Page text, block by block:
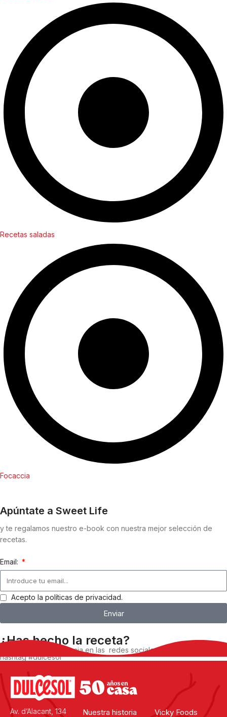
Recetas saladas
Focaccia
Apúntate a Sweet Life
y te regalamos nuestro e-book con nuestra mejor selección de
recetas.
Email:
Acepto la políticas de privacidad.
Enviar
¿Has hecho la receta?
Comparte tu experiencia en las redes sociales, utilizando el
hashtag #dulcesol
@dulcesol
Av. d’Alacant, 134 Nuestra historia Vicky Foods